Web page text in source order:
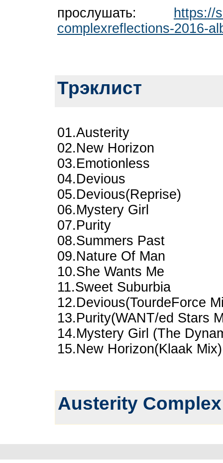
прослушать:
https://
complexreflections-2016-
Трэклист
01.Austerity
02.New Horizon
03.Emotionless
04.Devious
05.Devious(Reprise)
06.Mystery Girl
07.Purity
08.Summers Past
09.Nature Of Man
10.She Wants Me
11.Sweet Suburbia
12.Devious(TourdeForce
13.Purity(WANT/ed Stars
14.Mystery Girl (The
15.New Horizon(Klaak Mix)
Austerity Complex